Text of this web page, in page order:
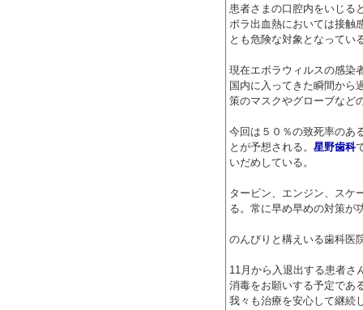
患者さまの口腔内をいじる
ボラ出血熱においては接触
とも危険な対象となってい
現在エボラウィルスの感染
国内に入ってきた瞬間から
策のマスクやグローブなど
今回は５０％の致死率のあ
とが予想される。 星野歯科
いだめしている。
タービン、エンジン、スケ
る。常に早め早めの対策が
のんびりと構えいる歯科医
11月から入退出する患者さ
消毒をお願いする予定であ
我々も治療を安心して継続